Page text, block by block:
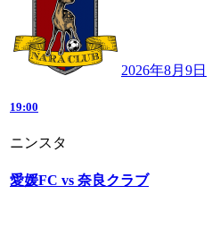
2026年8月9日
19:00
ニンスタ
愛媛FC vs 奈良クラブ